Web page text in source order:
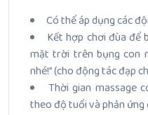
Có thể áp dụng các
Kết hợp chơi đùa để
mặt trời trên bụng con
nhé!” (cho động tác đạp
Thời gian massage
theo độ tuổi và phản ứng